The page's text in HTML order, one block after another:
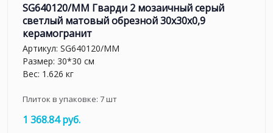
SG640120/MM Гварди 2 мозаичный серый
светлый матовый обрезной 30x30x0,9
керамогранит
Артикул: SG640120/MM
Размер: 30*30 см
Вес: 1.626 кг
Плиток в упаковке: 7шт
1 368.84 руб.